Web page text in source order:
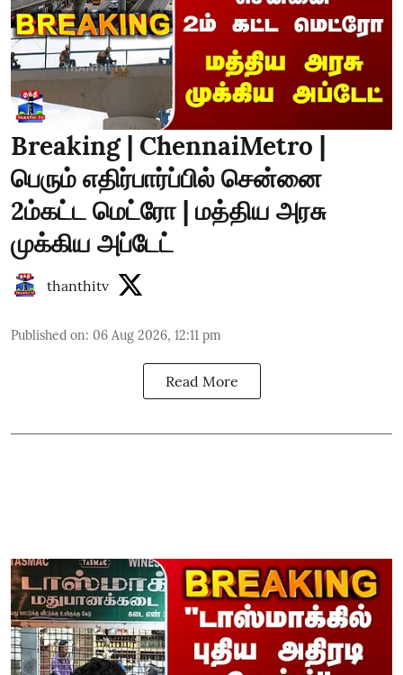
Breaking | ChennaiMetro |
பெரும் எதிர்பார்ப்பில் சென்னை
2ம்கட்ட மெட்ரோ | மத்திய அரசு
முக்கிய அப்டேட்
thanthitv
Published on: 06 Aug 2026, 12:11 pm
Read More